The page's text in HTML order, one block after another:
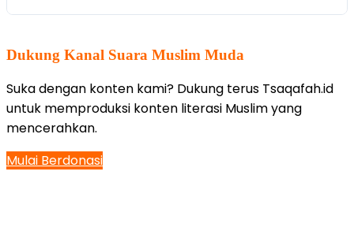
Dukung Kanal Suara Muslim Muda
Suka dengan konten kami? Dukung terus Tsaqafah.id
untuk memproduksi konten literasi Muslim yang
mencerahkan.
Mulai Berdonasi